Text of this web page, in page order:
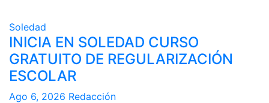
Soledad
INICIA EN SOLEDAD CURSO
GRATUITO DE REGULARIZACIÓN
ESCOLAR
Ago 6, 2026 Redacción